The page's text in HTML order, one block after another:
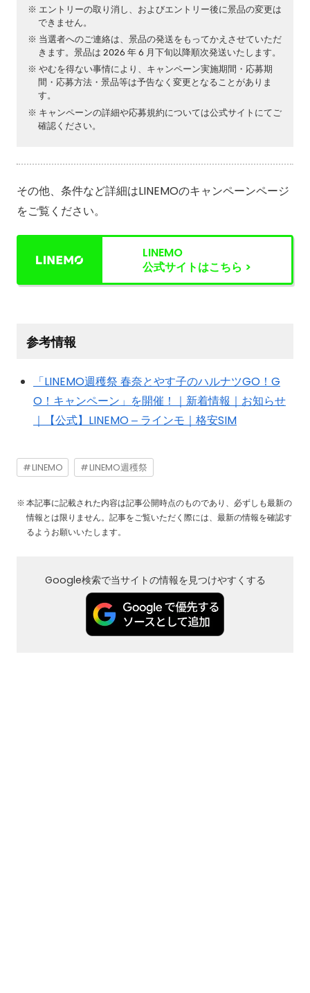
エントリーの取り消し、およびエントリー後に景品の変更は
できません。
当選者へのご連絡は、景品の発送をもってかえさせていただ
きます。景品は 2026 年 6 月下旬以降順次発送いたします。
やむを得ない事情により、キャンペーン実施期間・応募期
間・応募方法・景品等は予告なく変更となることがありま
す。
キャンペーンの詳細や応募規約については公式サイトにてご
確認ください。
その他、条件など詳細はLINEMOのキャンペーンページ
をご覧ください。
LINEMO
公式サイトはこちら >
参考情報
「LINEMO週穫祭 春奈とやす子のハルナツGO！G
O！キャンペーン」を開催！｜新着情報｜お知らせ
｜【公式】LINEMO – ラインモ｜格安SIM
LINEMO LINEMO週穫祭
本記事に記載された内容は記事公開時点のものであり、必ずしも最新の
情報とは限りません。記事をご覧いただく際には、最新の情報を確認す
るようお願いいたします。
Google検索で当サイトの情報を見つけやすくする